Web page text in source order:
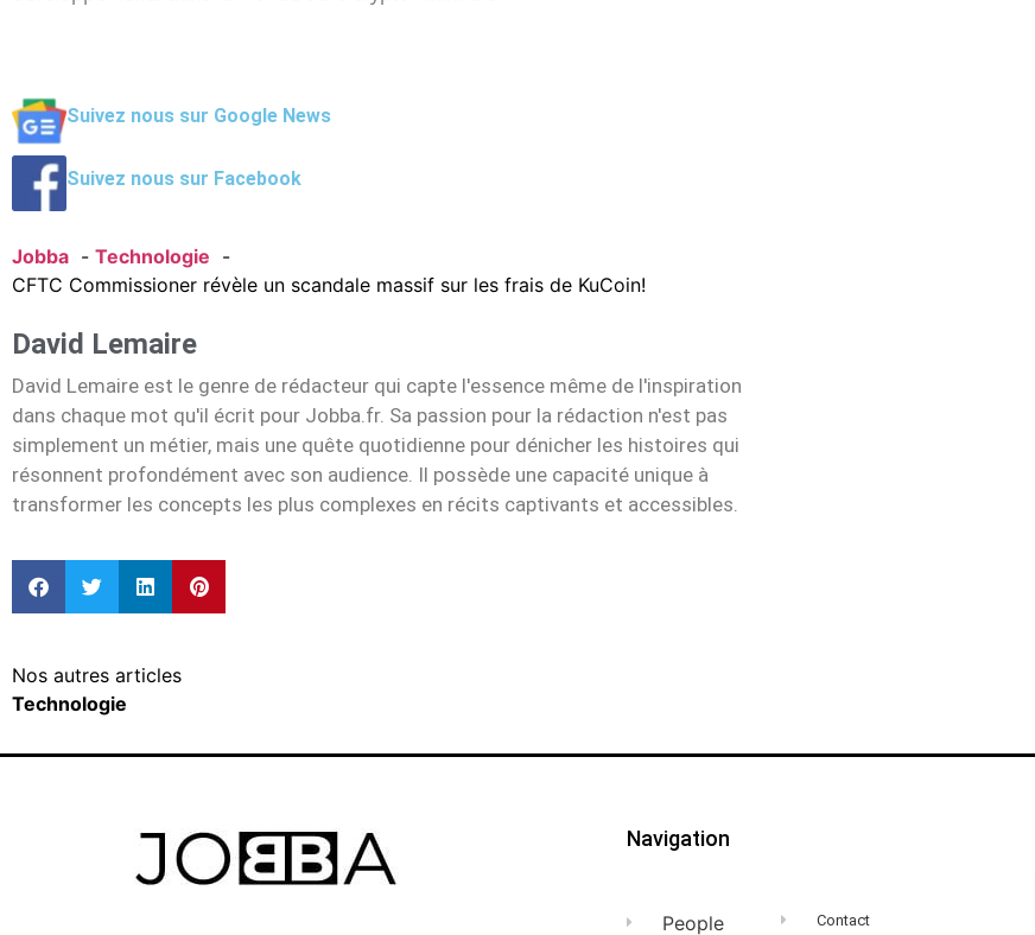
Suivez nous sur Google News
Suivez nous sur Facebook
Jobba
Technologie
CFTC Commissioner révèle un scandale massif sur les frais de KuCoin!
David Lemaire
David Lemaire est le genre de rédacteur qui capte l'essence même de l'inspiration
dans chaque mot qu'il écrit pour Jobba.fr. Sa passion pour la rédaction n'est pas
simplement un métier, mais une quête quotidienne pour dénicher les histoires qui
résonnent profondément avec son audience. Il possède une capacité unique à
transformer les concepts les plus complexes en récits captivants et accessibles.
Nos autres articles
Technologie
Navigation
People Contact